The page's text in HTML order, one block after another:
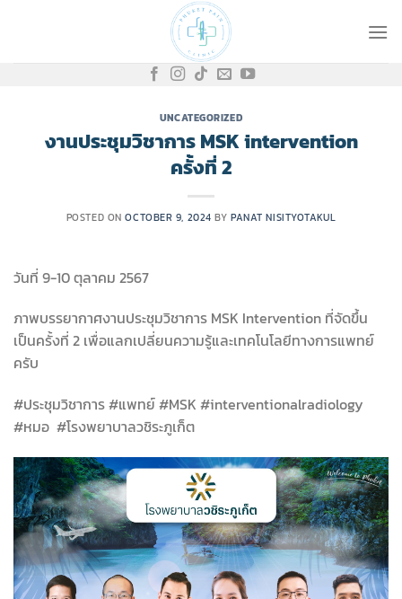
UNCATEGORIZED
งานประชุมวิชาการ MSK intervention
ครั้งที่ 2
POSTED ONOCTOBER 9, 2024 BYPANAT NISITYOTAKUL
วันที่ 9-10 ตุลาคม 2567
ภาพบรรยากาศงานประชุมวิชาการ MSK Intervention ที่จัดขึ้น
เป็นครั้งที่ 2 เพื่อแลกเปลี่ยนความรู้และเทคโนโลยีทางการแพทย์
ครับ
#ประชุมวิชาการ #แพทย์ #MSK #interventionalradiology
#หมอ #โรงพยาบาลวชิระภูเก็ต